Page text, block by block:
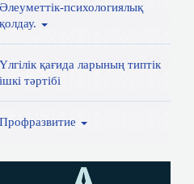
Әлеуметтік-психологиялық
қолдау.
Үлгілік қағида ларының типтік
ішкі тәртібі
Профразвитие